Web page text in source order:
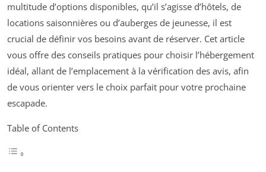
multitude d’options disponibles, qu’il s’agisse d’hôtels, de
locations saisonnières ou d’auberges de jeunesse, il est
crucial de définir vos besoins avant de réserver. Cet article
vous offre des conseils pratiques pour choisir l’hébergement
idéal, allant de l’emplacement à la vérification des avis, afin
de vous orienter vers le choix parfait pour votre prochaine
escapade.
Table of Contents